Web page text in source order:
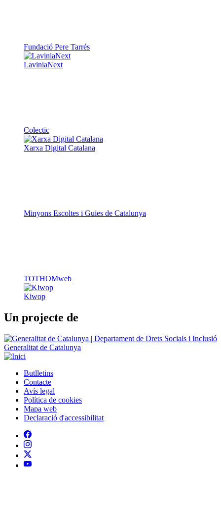
Fundació Pere Tarrés
LaviniaNext
Colectic
Xarxa Digital Catalana
Generalitat de Catalunya
Peu
Butlletins
Contacte
Avís legal
Política de cookies
Mapa web
Declaració d'accessibilitat